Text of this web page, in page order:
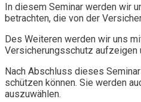
In diesem Seminar werden wir
betrachten, die von der
Des Weiteren werden wir uns
Versicherungsschutz aufzeigen
Nach Abschluss dieses
schützen können. Sie werden
auszuwählen.